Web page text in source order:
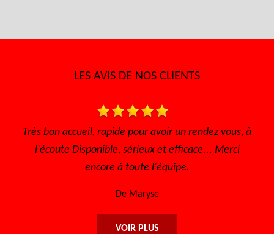
LES AVIS DE NOS CLIENTS
pour avoir un rendez vous, à
et efficace... Merci
Très bon accueil, le travail
efficace, les prix
VOIR PLUS